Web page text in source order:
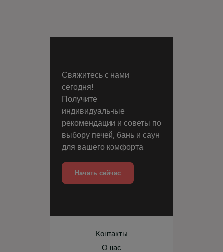
Свяжитесь с нами
сегодня!
Получите
индивидуальные
рекомендации и советы по
выбору печей, бань и саун
для вашего комфорта.
Начать сейчас
Контакты
О нас